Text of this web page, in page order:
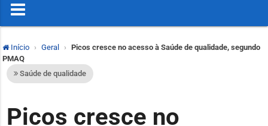
Início Geral
Picos cresce no acesso à Saúde de qualidade, segundo
PMAQ
Saúde de qualidade
Picos cresce no